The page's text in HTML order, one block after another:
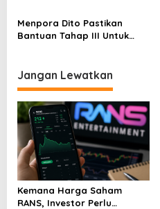
IPSI
Menpora Dito Pastikan
Bantuan Tahap III Untuk
Jangan Lewatkan
Kemana Harga Saham
RANS, Investor Perlu